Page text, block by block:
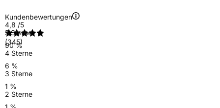
Kundenbewertungen
4,8 /5
(345)
5 Sterne
90 %
4 Sterne
6 %
3 Sterne
1 %
2 Sterne